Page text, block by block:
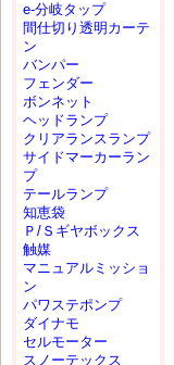
e-分岐タップ
間仕切り透明カーテ
ン
バンパー
フェンダー
ボンネット
ヘッドランプ
クリアランスランプ
サイドマーカーラン
プ
テールランプ
知恵袋
Ｐ/Ｓギヤボックス
触媒
マニュアルミッショ
ン
パワステポンプ
ダイナモ
セルモーター
スノーテックス